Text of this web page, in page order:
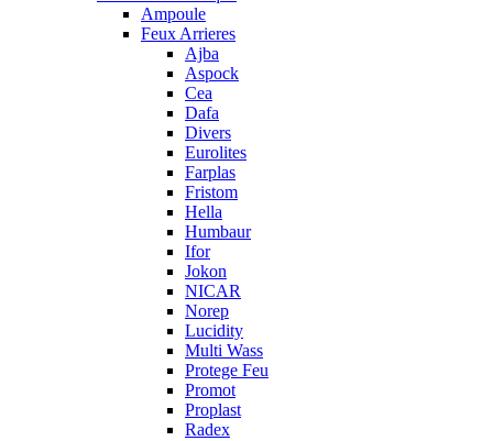
Ampoule
Feux Arrieres
Ajba
Aspock
Cea
Dafa
Divers
Eurolites
Farplas
Fristom
Hella
Humbaur
Ifor
Jokon
NICAR
Norep
Lucidity
Multi Wass
Protege Feu
Promot
Proplast
Radex